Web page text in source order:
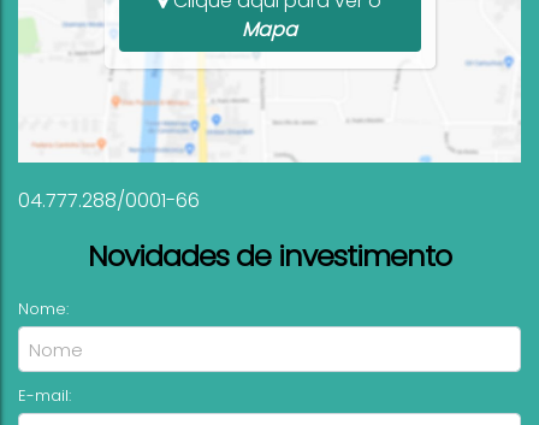
Mapa
04.777.288/0001-66
Novidades de investimento
Nome:
E-mail: